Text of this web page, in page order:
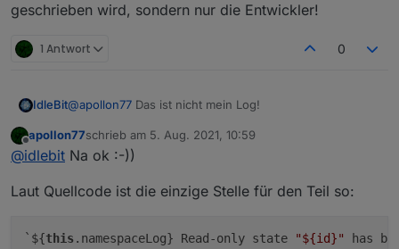
geschrieben wird, sondern nur die Entwickler!
1 Antwort 0
IdleBit@apollon77 Das ist nicht mein Log!
Offline
apollon77schrieb am 5. Aug. 2021, 10:59
zuletzt editiert von
@idlebit Na ok :-))
Laut Quellcode ist die einzige Stelle für den Teil so:
`${this .namespaceLog} Read-only state "${id}" has